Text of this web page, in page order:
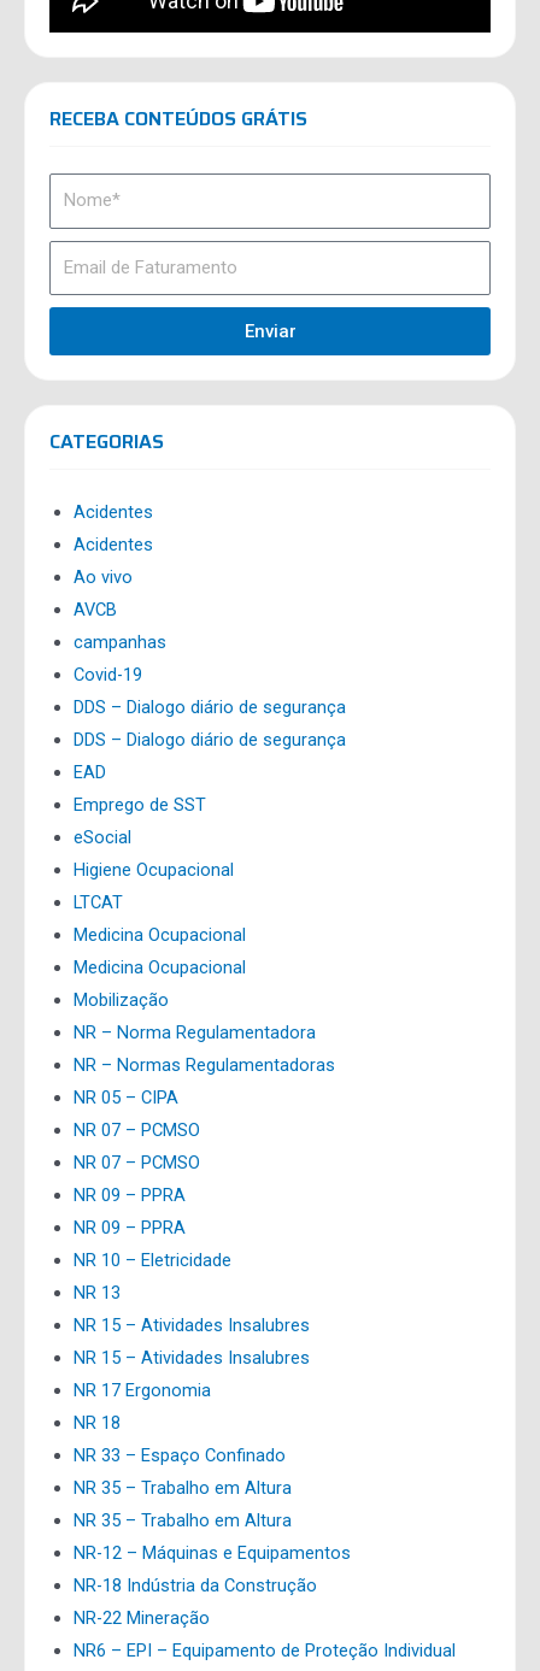
RECEBA CONTEÚDOS GRÁTIS
Enviar
CATEGORIAS
Acidentes
Acidentes
Ao vivo
AVCB
campanhas
Covid-19
DDS – Dialogo diário de segurança
DDS – Dialogo diário de segurança
EAD
Emprego de SST
eSocial
Higiene Ocupacional
LTCAT
Medicina Ocupacional
Medicina Ocupacional
Mobilização
NR – Norma Regulamentadora
NR – Normas Regulamentadoras
NR 05 – CIPA
NR 07 – PCMSO
NR 07 – PCMSO
NR 09 – PPRA
NR 09 – PPRA
NR 10 – Eletricidade
NR 13
NR 15 – Atividades Insalubres
NR 15 – Atividades Insalubres
NR 17 Ergonomia
NR 18
NR 33 – Espaço Confinado
NR 35 – Trabalho em Altura
NR 35 – Trabalho em Altura
NR-12 – Máquinas e Equipamentos
NR-18 Indústria da Construção
NR-22 Mineração
NR6 – EPI – Equipamento de Proteção Individual